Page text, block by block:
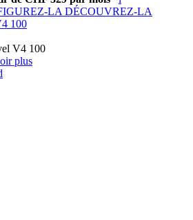
LA DÉCOUVREZ-LA
100
V4 100
plus